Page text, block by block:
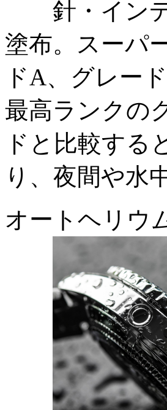
針・インデ
塗布。スーパ
ドA、グレー
最高ランクの
ドと比較する
り、夜間や水
オートヘリウ